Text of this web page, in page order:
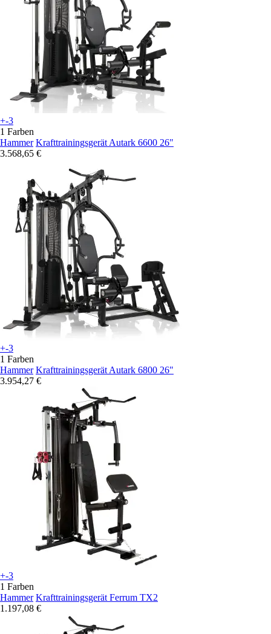
+-3
1 Farben
Hammer Krafttrainingsgerät Autark 6600 26"
3.568,65 €
+-3
1 Farben
Hammer Krafttrainingsgerät Autark 6800 26"
3.954,27 €
+-3
1 Farben
Hammer Krafttrainingsgerät Ferrum TX2
1.197,08 €